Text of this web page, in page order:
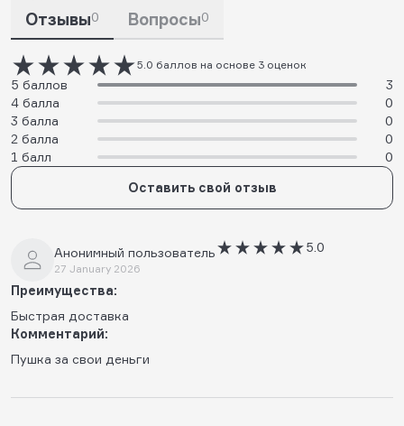
Отзывы0 Вопросы0
5.0 баллов на основе 3 оценок
5 баллов
3
4 балла
0
3 балла
0
2 балла
0
1 балл
0
Оставить свой отзыв
Анонимный пользователь
27 January 2026
5.0
Преимущества:
Быстрая доставка
Комментарий:
Пушка за свои деньги